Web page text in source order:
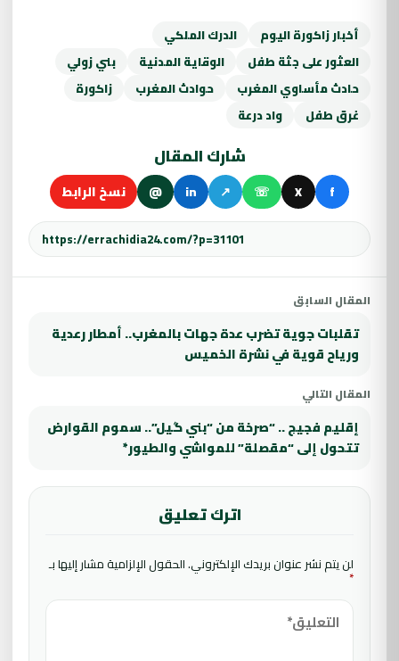
أخبار زاكورة اليوم
الدرك الملكي
العثور على جثة طفل
الوقاية المدنية
بني زولي
حادث مأساوي المغرب
حوادث المغرب
زاكورة
غرق طفل
واد درعة
شارك المقال
f
X
☏
↗
in
@ نسخ الرابط
المقال السابق
تقلبات جوية تضرب عدة جهات بالمغرب.. أمطار رعدية
ورياح قوية في نشرة الخميس
المقال التالي
إقليم فجيج .. “صرخة من “بني گيل”.. سموم القوارض
تتحول إلى “مقصلة” للمواشي والطيور*
اترك تعليق
لن يتم نشر عنوان بريدك الإلكتروني.الحقول الإلزامية مشار إليها بـ
*